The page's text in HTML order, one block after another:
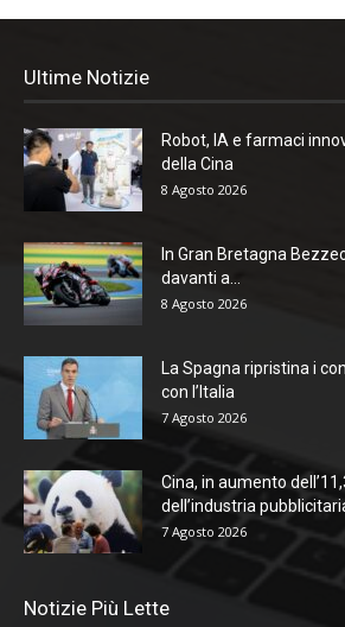
Ultime Notizie
Robot, IA e farmaci
della Cina
8 Agosto 2026
In Gran Bretagna
davanti a...
8 Agosto 2026
La Spagna ripristina i
con l’Italia
7 Agosto 2026
Cina, in aumento
dell’industria
7 Agosto 2026
Notizie Più Lette